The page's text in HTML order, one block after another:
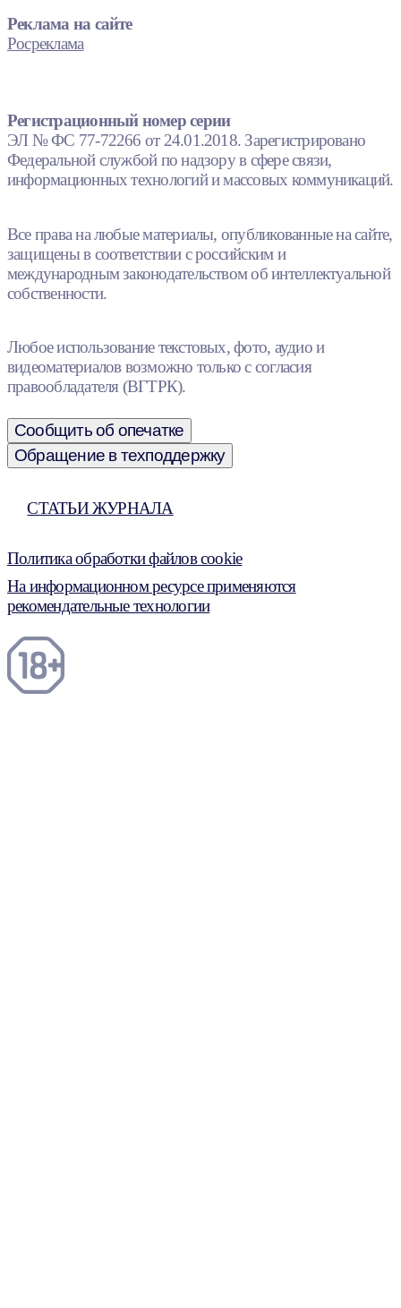
Реклама на сайте
Росреклама
Регистрационный номер серии
ЭЛ № ФС 77-72266 от 24.01.2018. Зарегистрировано
Федеральной службой по надзору в сфере связи,
информационных технологий и массовых коммуникаций.
Все права на любые материалы, опубликованные на сайте,
защищены в соответствии с российским и
международным законодательством об интеллектуальной
собственности.
Любое использование текстовых, фото, аудио и
видеоматериалов возможно только с согласия
правообладателя (ВГТРК).
Сообщить об опечатке
Обращение в техподдержку
СТАТЬИ ЖУРНАЛА
Политика обработки файлов cookie
На информационном ресурсе применяются
рекомендательные технологии